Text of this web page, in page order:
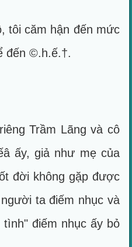
tôi căm hận đến mức
đến ©.h.ế.†.
Trầm Lãng và cô
ấy, giả như mẹ của
đời không gặp được
ta điếm nhục và
điếm nhục ấy bỏ